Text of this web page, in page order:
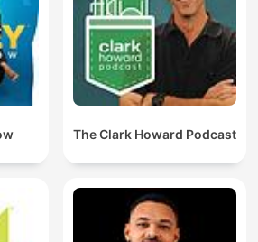
The Clark Howard Podcast